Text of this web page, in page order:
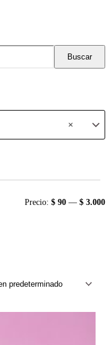
Buscar
×
Precio: $ 90 — $ 3.000